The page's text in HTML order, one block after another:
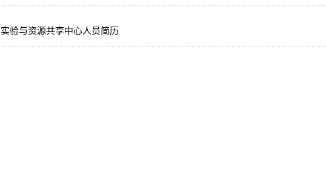
实验与资源共享中心人员简历